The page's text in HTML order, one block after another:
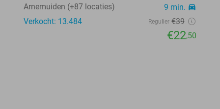
Arnemuiden (+87 locaties)
9 min. directions_car
Verkocht: 13.484 Regulier €39
€22,50